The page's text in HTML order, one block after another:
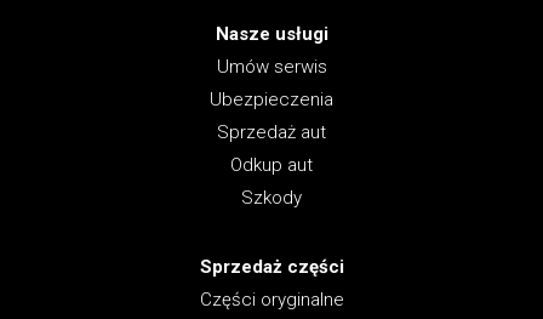
Nasze usługi
Umów serwis
Ubezpieczenia
Sprzedaż aut
Odkup aut
Szkody
Sprzedaż części
Części oryginalne